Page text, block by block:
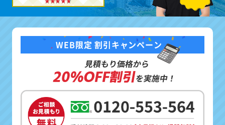
WEB限定 割引キャンペーン
見積もり価格から
20%OFF割引を実施中！